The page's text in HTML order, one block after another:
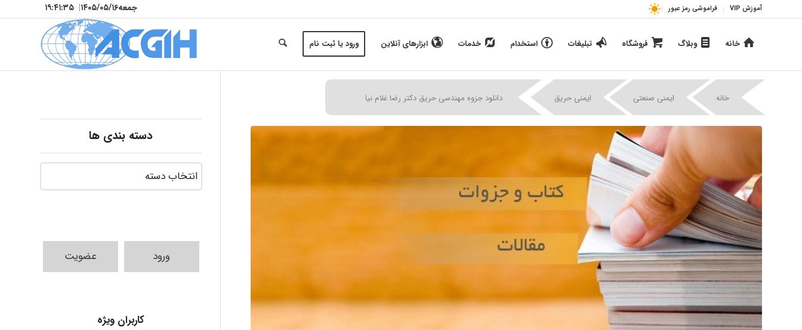
آموزش VIP فراموشی رمز عبور جمعه۱۴۰۵/۰۵/۱۶| ۱۹:۴۱:۳۷
خانه وبلاگ فروشگاه تبلیغات استخدام خدمات ابزارهای آنلاین ورود یا ثبت نام
خانه ایمنی صنعتی | ایمنی حریق دانلود جزوه مهندسی حریق دکتر رضا غلام نیا
دسته بندی ها
ورود عضویت
کاربران ویژه